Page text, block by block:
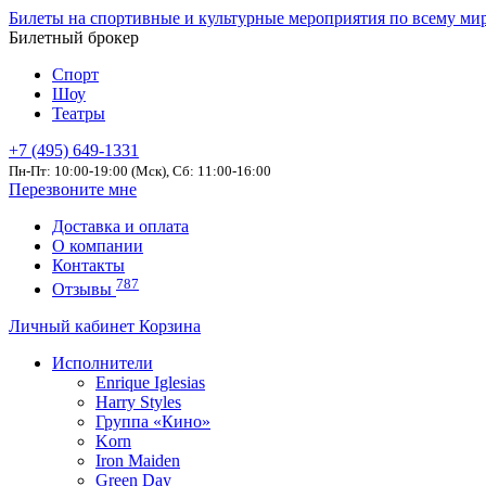
Билеты на спортивные и культурные мероприятия по всему
Билетный брокер
Спорт
Шоу
Театры
+7 (495) 649-1331
Пн-Пт: 10:00-19:00 (Мск), Сб: 11:00-16:00
Перезвоните мне
Доставка и оплата
О компании
Контакты
Отзывы 787
Личный кабинет Корзина
Исполнители
Enrique Iglesias
Harry Styles
Группа «Кино»
Korn
Iron Maiden
Green Day